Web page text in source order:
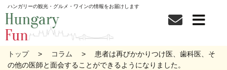
ハンガリーの観光・グルメ・ワインの情報をお届けします
トップ コラム
患者は再びかかりつけ医、歯科医、そ
の他の医師と面会することができるようになりました。